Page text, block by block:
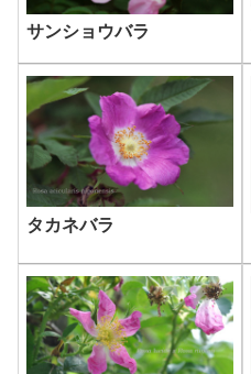
サンショウバラ
タカネバラ